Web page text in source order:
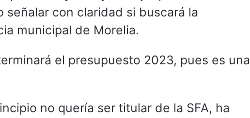
señalar con claridad si buscará la
municipal de Morelia.
el presupuesto 2023, pues es una
no quería ser titular de la SFA, ha